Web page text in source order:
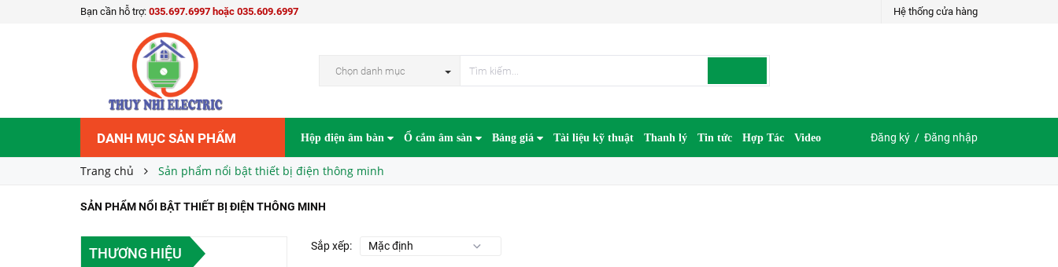
Bạn cần hỗ trợ: 035.697.6997 hoặc 035.609.6997 Hệ thống cửa hàng
Chọn danh mục
DANH MỤC SẢN PHẨM Hộp điện âm bàn Ổ cắm âm sàn Bảng giá Tài liệu kỹ thuật Thanh lý Tin tức Hợp Tác Video Đăng ký / Đăng nhập
Trang chủ Sản phẩm nổi bật thiết bị điện thông minh
SẢN PHẨM NỔI BẬT THIẾT BỊ ĐIỆN THÔNG MINH
Sắp xếp:
THƯƠNG HIỆU